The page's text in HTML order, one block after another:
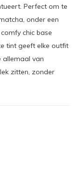
Perfect om te
onder een
chic base
tint geeft elke outfit
allemaal van
zitten, zonder